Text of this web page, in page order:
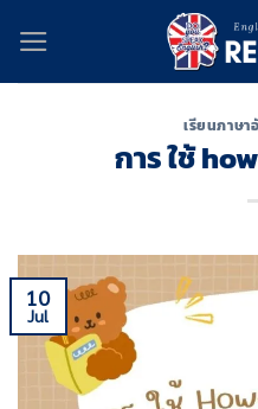
content
เรียนภาษ
การ ใช้
10
Jul